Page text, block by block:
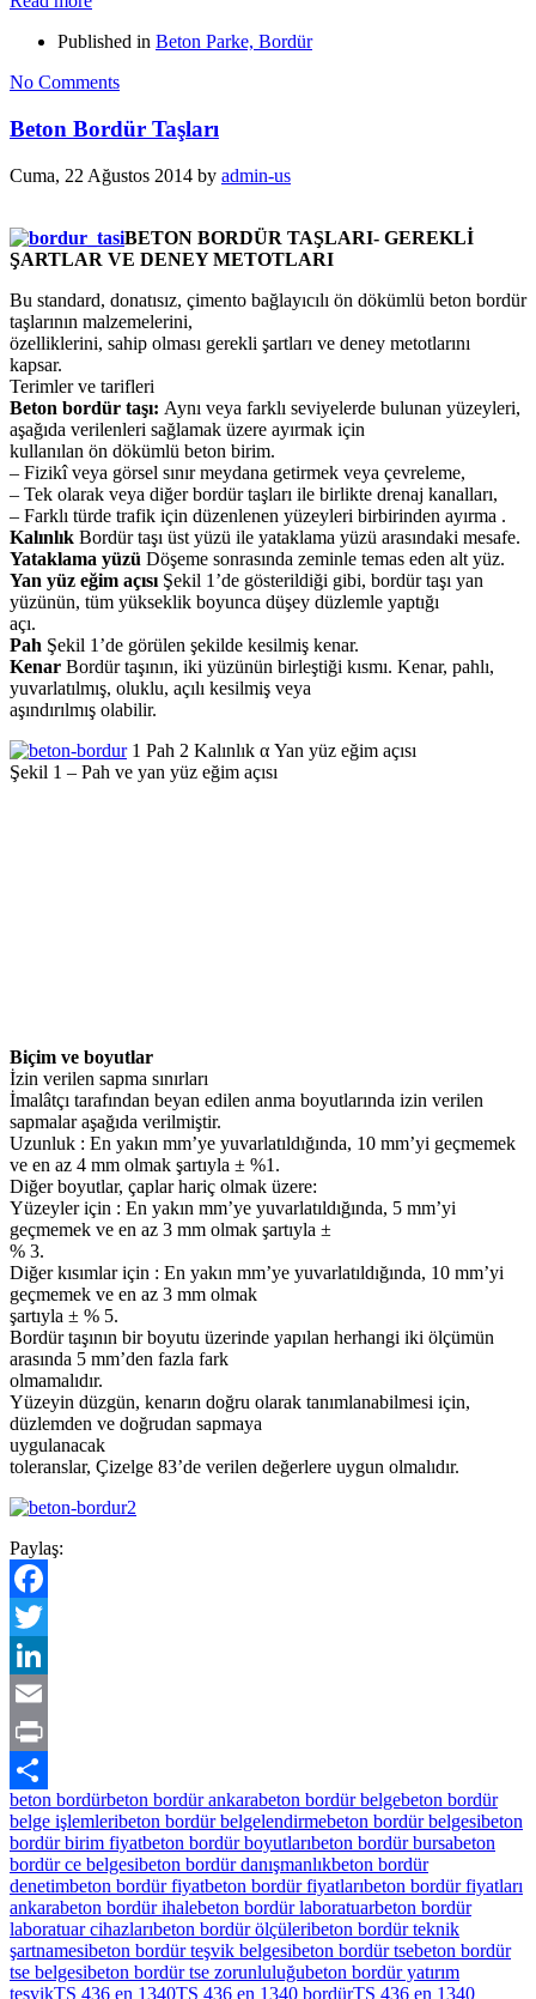
Published in Beton Parke, Bordür
No Comments
Beton Bordür Taşları
Cuma, 22 Ağustos 2014 by admin-us
BETON BORDÜR TAŞLARI- GEREKLİ
ŞARTLAR VE DENEY METOTLARI
Bu standard, donatısız, çimento bağlayıcılı ön dökümlü beton bordür
taşlarının malzemelerini,
özelliklerini, sahip olması gerekli şartları ve deney metotlarını
kapsar.
Terimler ve tarifleri
Beton bordür taşı: Aynı veya farklı seviyelerde bulunan yüzeyleri,
aşağıda verilenleri sağlamak üzere ayırmak için
kullanılan ön dökümlü beton birim.
– Fizikî veya görsel sınır meydana getirmek veya çevreleme,
– Tek olarak veya diğer bordür taşları ile birlikte drenaj kanalları,
– Farklı türde trafik için düzenlenen yüzeyleri birbirinden ayırma .
Kalınlık Bordür taşı üst yüzü ile yataklama yüzü arasındaki mesafe.
Yataklama yüzü Döşeme sonrasında zeminle temas eden alt yüz.
Yan yüz eğim açısı Şekil 1’de gösterildiği gibi, bordür taşı yan
yüzünün, tüm yükseklik boyunca düşey düzlemle yaptığı
açı.
Pah Şekil 1’de görülen şekilde kesilmiş kenar.
Kenar Bordür taşının, iki yüzünün birleştiği kısmı. Kenar, pahlı,
yuvarlatılmış, oluklu, açılı kesilmiş veya
aşındırılmış olabilir.
1 Pah 2 Kalınlık α Yan yüz eğim açısı
Şekil 1 – Pah ve yan yüz eğim açısı
Biçim ve boyutlar
İzin verilen sapma sınırları
İmalâtçı tarafından beyan edilen anma boyutlarında izin verilen
sapmalar aşağıda verilmiştir.
Uzunluk : En yakın mm’ye yuvarlatıldığında, 10 mm’yi geçmemek
ve en az 4 mm olmak şartıyla ± %1.
Diğer boyutlar, çaplar hariç olmak üzere:
Yüzeyler için : En yakın mm’ye yuvarlatıldığında, 5 mm’yi
geçmemek ve en az 3 mm olmak şartıyla ±
% 3.
Diğer kısımlar için : En yakın mm’ye yuvarlatıldığında, 10 mm’yi
geçmemek ve en az 3 mm olmak
şartıyla ± % 5.
Bordür taşının bir boyutu üzerinde yapılan herhangi iki ölçümün
arasında 5 mm’den fazla fark
olmamalıdır.
Yüzeyin düzgün, kenarın doğru olarak tanımlanabilmesi için,
düzlemden ve doğrudan sapmaya
uygulanacak
toleranslar, Çizelge 83’de verilen değerlere uygun olmalıdır.
Paylaş:
Facebook
Twitter
LinkedIn
Email
Print
Share
beton bordürbeton bordür ankarabeton bordür belgebeton bordür
belge işlemleribeton bordür belgelendirmebeton bordür belgesibeton
bordür birim fiyatbeton bordür boyutlarıbeton bordür bursabeton
bordür ce belgesibeton bordür danışmanlıkbeton bordür
denetimbeton bordür fiyatbeton bordür fiyatlarıbeton bordür fiyatları
ankarabeton bordür ihalebeton bordür laboratuarbeton bordür
laboratuar cihazlarıbeton bordür ölçüleribeton bordür teknik
şartnamesibeton bordür teşvik belgesibeton bordür tsebeton bordür
tse belgesibeton bordür tse zorunluluğubeton bordür yatırım
teşvikTS 436 en 1340TS 436 en 1340 bordürTS 436 en 1340